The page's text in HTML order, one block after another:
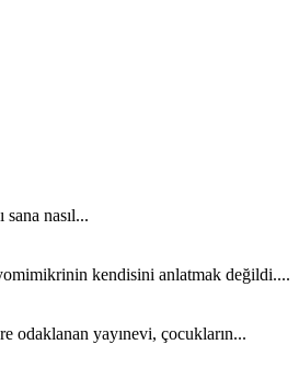
nasıl...
kendisini anlatmak değildi....
odaklanan yayınevi, çocukların...